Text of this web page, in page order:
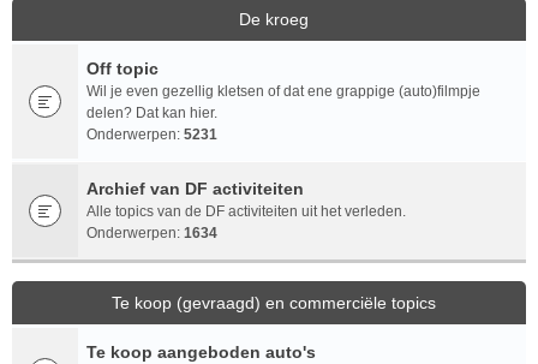
De kroeg
Off topic
Wil je even gezellig kletsen of dat ene grappige (auto)filmpje
delen? Dat kan hier.
Onderwerpen: 5231
Archief van DF activiteiten
Alle topics van de DF activiteiten uit het verleden.
Onderwerpen: 1634
Te koop (gevraagd) en commerciële topics
Te koop aangeboden auto's